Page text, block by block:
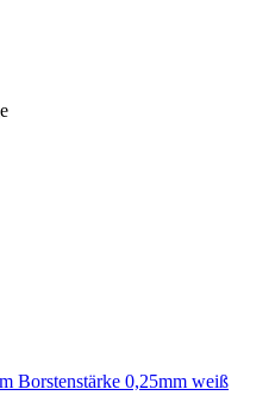
Borstenstärke 0,25mm weiß